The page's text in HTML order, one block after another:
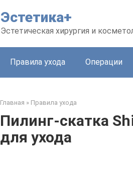
Эстетика+
Эстетическая хирургия и
Правила ухода Операции
Главная » Правила ухода
Пилинг-скатка
для ухода